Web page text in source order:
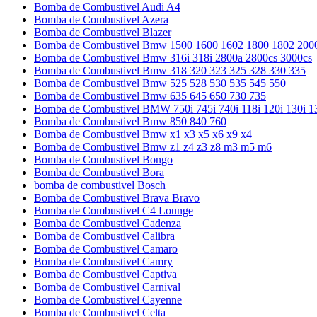
Bomba de Combustivel Audi A4
Bomba de Combustivel Azera
Bomba de Combustivel Blazer
Bomba de Combustivel Bmw 1500 1600 1602 1800 1802
Bomba de Combustivel Bmw 316i 318i 2800a 2800cs 3000cs
Bomba de Combustivel Bmw 318 320 323 325 328 330 335
Bomba de Combustivel Bmw 525 528 530 535 545 550
Bomba de Combustivel Bmw 635 645 650 730 735
Bomba de Combustivel BMW 750i 745i 740i 118i 120i 130i
Bomba de Combustivel Bmw 850 840 760
Bomba de Combustivel Bmw x1 x3 x5 x6 x9 x4
Bomba de Combustivel Bmw z1 z4 z3 z8 m3 m5 m6
Bomba de Combustivel Bongo
Bomba de Combustivel Bora
bomba de combustivel Bosch
Bomba de Combustivel Brava Bravo
Bomba de Combustivel C4 Lounge
Bomba de Combustivel Cadenza
Bomba de Combustivel Calibra
Bomba de Combustivel Camaro
Bomba de Combustivel Camry
Bomba de Combustivel Captiva
Bomba de Combustivel Carnival
Bomba de Combustivel Cayenne
Bomba de Combustivel Celta